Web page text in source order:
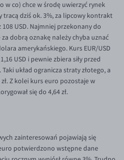
w co) chce w środę uwierzyć rynek
tracą dziś ok. 3%, za lipcowy kontrakt
USD. Najmniej przekonany do
dobrą oznakę należy chyba uznać
amerykańskiego. Kurs EUR/USD
USD i pewnie zbiera siły przed
układ ogranicza straty złotego, a
Z kolei kurs euro pozostaje w
się do 4,64 zł.
zainteresowań pojawiają się
potwierdzono wstępne dane